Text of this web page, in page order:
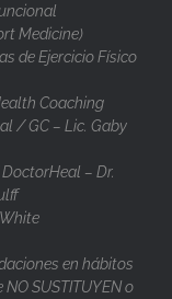
Medicine)
de Ejercicio Físico
Coaching
/ GC – Lic. Gaby
– Dr.
en hábitos
SUSTITUYEN o